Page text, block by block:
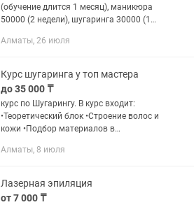
(обучение длится 1 месяц), маникюра
50000 (2 недели), шугаринга 30000 (1
покраска 30000 ( 2 дня). Выдается
Алматы, 26 июля
Курс шугаринга у топ мастера
до 35 000 ₸
курс по Шугарингу. В курс входит:
•Теоретический блок •Строение волос и
кожи •Подбор материалов в
•Стерилизация и дезинфекция •Уход до
Алматы, 8 июля
Лазерная эпиляция
от 7 000 ₸